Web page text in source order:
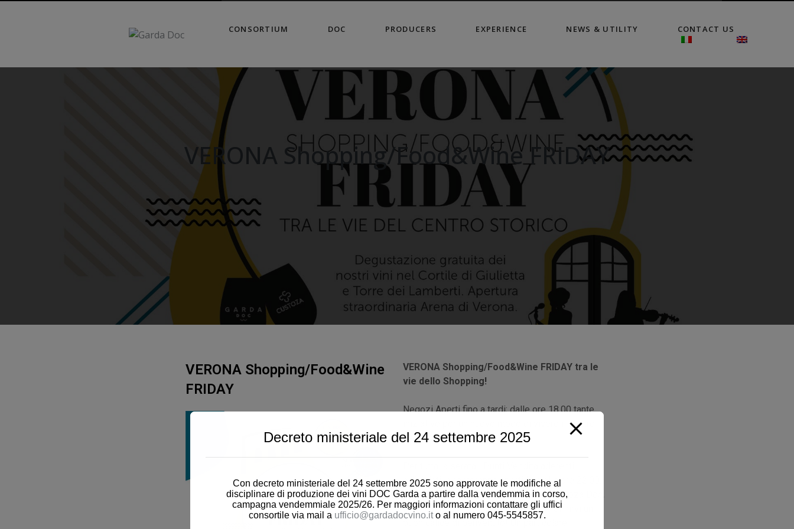
CONSORTIUM DOC PRODUCERS EXPERIENCE NEWS & UTILITY CONTACT US
VERONA Shopping/Food&Wine FRIDAY
VERONA Shopping/Food&Wine
FRIDAY
VERONA Shopping/Food&Wine FRIDAY tra le
vie dello Shopping!
Negozi Aperti fino a tardi; dalle ore 18.00 tante
iniziative per un nuovo modo di vivere il nostro
centro storico!
all’iniziativa resteranno aperti fino alle ore 22.00.
Grazie ai Wine Partner Garda Doc e Custoza Doc,
i ristoranti aderenti, vi aspettano per offrirvi un
modal-check
Decreto ministeriale del 24 settembre 2025
Con decreto ministeriale del 24 settembre 2025 sono approvate le modifiche al
disciplinare di produzione dei vini DOC Garda a partire dalla vendemmia in corso,
campagna vendemmiale 2025/26. Per maggiori informazioni contattare gli uffici
consortile via mail a ufficio@gardadocvino.it o al numero 045-5545857.